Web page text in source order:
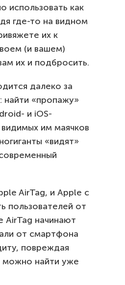
использовать как
где-то на видном
их к
(и вашем)
их и подбросить.
далеко за
«пропажу»
и iOS-
им маячков
«видят»
AirTag, и Apple с
пользователей от
AirTag начинают
от смартфона
повреждая
можно найти уже